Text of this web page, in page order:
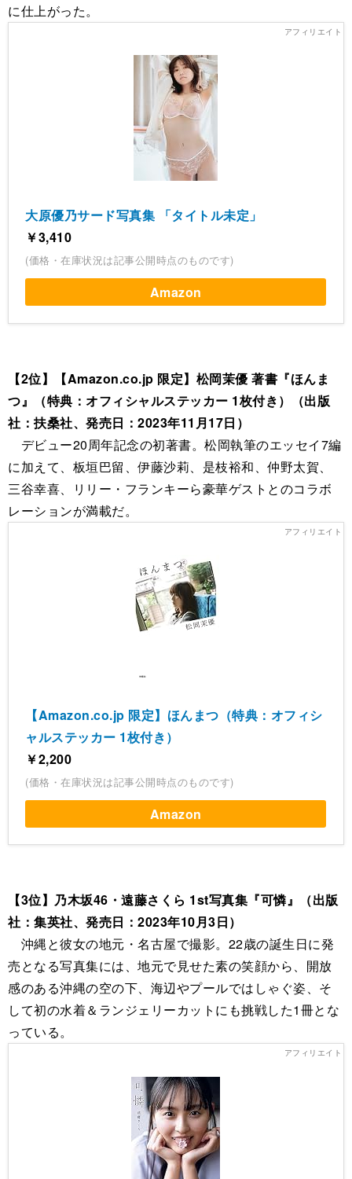
に仕上がった。
大原優乃サード写真集 「タイトル未定」
￥3,410
(価格・在庫状況は記事公開時点のものです)
Amazon
【2位】【Amazon.co.jp 限定】松岡茉優 著書『ほんま
つ』（特典：オフィシャルステッカー 1枚付き）（出版
社：扶桑社、発売日：2023年11月17日）
デビュー20周年記念の初著書。松岡執筆のエッセイ7編
に加えて、板垣巴留、伊藤沙莉、是枝裕和、仲野太賀、
三谷幸喜、リリー・フランキーら豪華ゲストとのコラボ
レーションが満載だ。
【Amazon.co.jp 限定】ほんまつ（特典：オフィシ
ャルステッカー 1枚付き）
￥2,200
(価格・在庫状況は記事公開時点のものです)
Amazon
【3位】乃木坂46・遠藤さくら 1st写真集『可憐』（出版
社：集英社、発売日：2023年10月3日）
沖縄と彼女の地元・名古屋で撮影。22歳の誕生日に発
売となる写真集には、地元で見せた素の笑顔から、開放
感のある沖縄の空の下、海辺やプールではしゃぐ姿、そ
して初の水着＆ランジェリーカットにも挑戦した1冊とな
っている。